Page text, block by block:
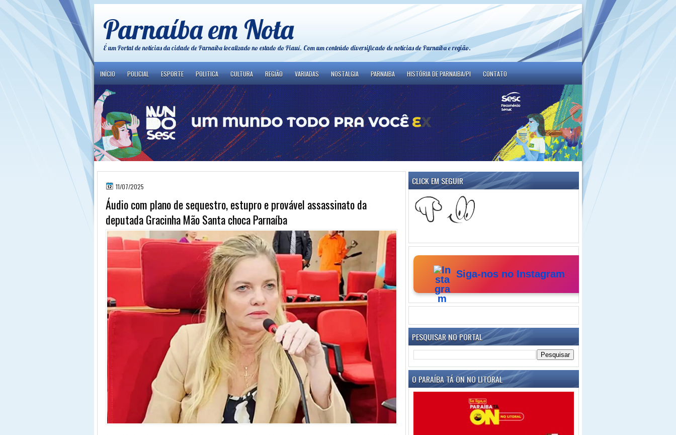
Parnaíba em Nota
É um Portal de notícias da cidade de Parnaíba localizado no estado do Piauí. Com um conteúdo diversificado de notícias de Parnaíba e região.
INÍCIO POLICIAL ESPORTE POLITICA CULTURA REGIÃO VARIADAS NOSTALGIA PARNAIBA HISTÓRIA DE PARNAIBA/PI CONTATO
11/07/2025
Áudio com plano de sequestro, estupro e provável assassinato da
deputada Gracinha Mão Santa choca Parnaíba
CLICK EM SEGUIR
Siga-nos no Instagram
PESQUISAR NO PORTAL
O PARAÍBA TÁ ON NO LITORAL